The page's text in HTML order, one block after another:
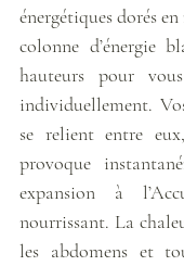
énergétiques dorés
colonne d’énergie
hauteurs pour
individuellement.
se relient entre
provoque
expansion à
nourrissant. La
les abdomens et